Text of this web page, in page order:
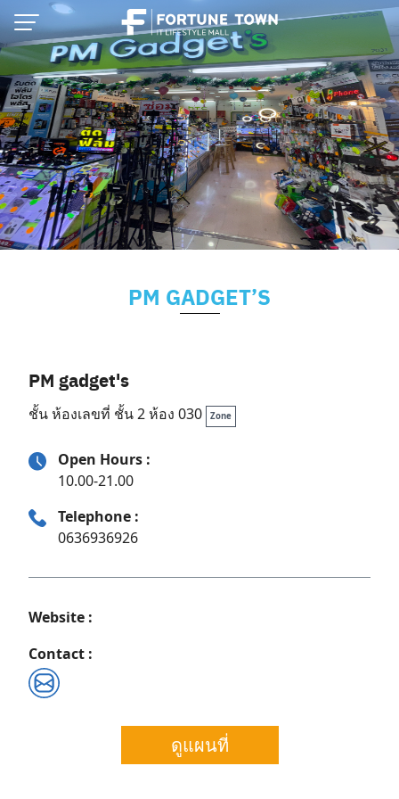
Skip
to
content
PM GADGET’S
PM gadget's
ชั้น ห้องเลขที่ ชั้น 2 ห้อง 030 Zone
Open Hours :
10.00-21.00
Telephone :
0636936926
Website :
Contact :
ดูแผนที่